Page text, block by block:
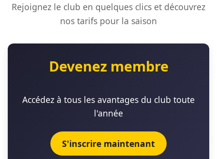
Rejoignez le club en quelques clics et découvrez
nos tarifs pour la saison
Devenez membre
Accédez à tous les avantages du club toute
l'année
S'inscrire maintenant